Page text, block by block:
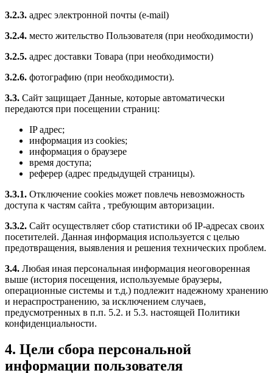
3.2.3. адрес электронной почты (e-mail)
3.2.4. место жительство Пользователя (при необходимости)
3.2.5. адрес доставки Товара (при необходимости)
3.2.6. фотографию (при необходимости).
3.3. Сайт защищает Данные, которые автоматически
передаются при посещении страниц:
IP адрес;
информация из cookies;
информация о браузере
время доступа;
реферер (адрес предыдущей страницы).
3.3.1. Отключение cookies может повлечь невозможность
доступа к частям сайта , требующим авторизации.
3.3.2. Сайт осуществляет сбор статистики об IP-адресах своих
посетителей. Данная информация используется с целью
предотвращения, выявления и решения технических проблем.
3.4. Любая иная персональная информация неоговоренная
выше (история посещения, используемые браузеры,
операционные системы и т.д.) подлежит надежному хранению
и нераспространению, за исключением случаев,
предусмотренных в п.п. 5.2. и 5.3. настоящей Политики
конфиденциальности.
4. Цели сбора персональной
информации пользователя